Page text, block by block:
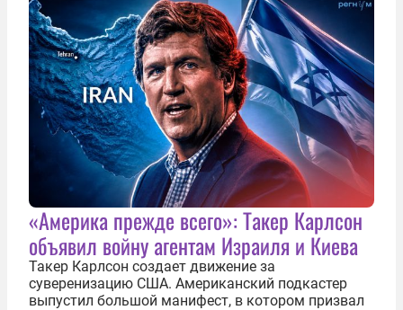
«Америка прежде всего»: Такер Карлсон
объявил войну агентам Израиля и Киева
Такер Карлсон создает движение за
суверенизацию США. Американский подкастер
выпустил большой манифест, в котором призвал